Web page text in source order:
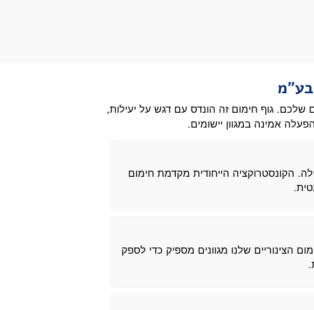
בע"מ
גוף חימום זה הונדס עם דגש על יעילות,
אמינה במגוון יישומים.
הקונסטרוקציה הייחודית מקדמת חימום
הצינוריים שלנו מגוונים מספיק כדי לספק